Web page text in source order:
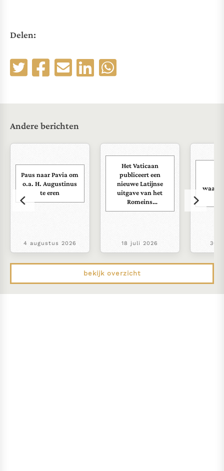
Delen:
Andere berichten
Paus naar Pavia om
o.a. H. Augustinus
te eren
4 augustus 2026
Het Vaticaan
publiceert een
nieuwe Latijnse
uitgave van het
Romeins
martyrologium
18 juli 2026 30
bekijk overzicht